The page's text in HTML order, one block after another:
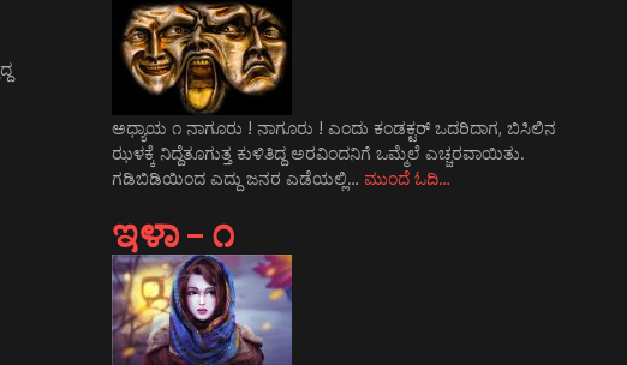
ಅಧ್ಯಾಯ ೧ ನಾಗೂರು ! ನಾಗೂರು ! ಎಂದು ಕಂಡಕ್ಟರ್ ಒದರಿದಾಗ, ಬಿಸಿಲಿನ
ಝಳಕ್ಕೆ ನಿದ್ದೆತೂಗುತ್ತ ಕುಳಿತಿದ್ದ ಅರವಿಂದನಿಗೆ ಒಮ್ಮೆಲೆ ಎಚ್ಚರವಾಯಿತು.
ಗಡಿಬಿಡಿಯಿಂದ ಎದ್ದು ಜನರ ಎಡೆಯಲ್ಲಿ…ಮುಂದೆ ಓದಿ…
ಇಳಾ – ೧